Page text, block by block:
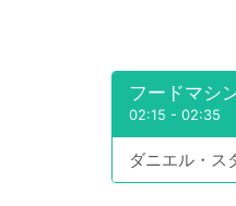
フードマシ
02:15 - 02:35
ダニエル・ス